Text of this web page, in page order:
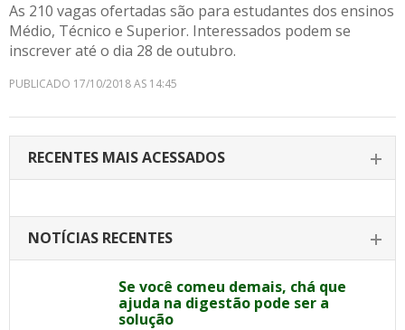
As 210 vagas ofertadas são para estudantes dos ensinos
Médio, Técnico e Superior. Interessados podem se
inscrever até o dia 28 de outubro.
PUBLICADO 17/10/2018 AS 14:45
RECENTES MAIS ACESSADOS
NOTÍCIAS RECENTES
Se você comeu demais, chá que
ajuda na digestão pode ser a
solução